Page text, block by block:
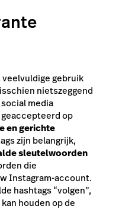
gebruik
nietszeggend
media
op
en gerichte
zijn belangrijk,
sleutelwoorden
die
Instagram-account.
hashtags “volgen”,
houden op de